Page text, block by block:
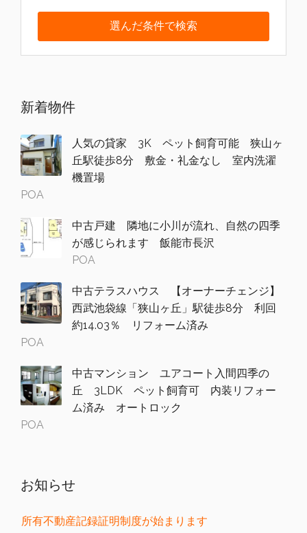
新着物件
人気の貸家 3K ペット飼育可能 狭山ヶ
丘駅徒歩8分 敷金・礼金なし 室内洗濯
機置場
POA
中古戸建 隣地に小川が流れ、自然の四季
が感じられます 飯能市長沢
POA
中古テラスハウス 【オーナーチェンジ】
西武池袋線「狭山ヶ丘」駅徒歩8分 利回
約14.03％ リフォーム済み
POA
中古マンション ユアコート入間四季の
丘 3LDK ペット飼育可 内装リフォー
ム済み オートロック
POA
お知らせ
所有不動産記録証明制度が始まります